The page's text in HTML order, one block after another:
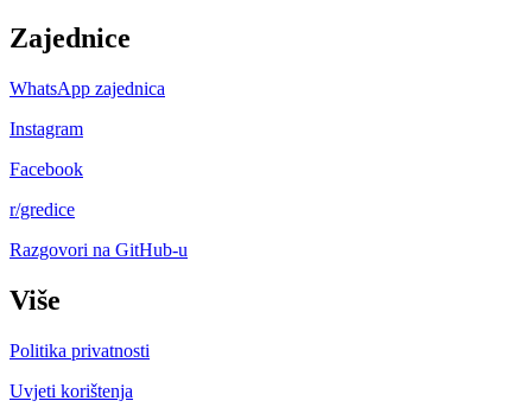
Zajednice
WhatsApp zajednica
Instagram
Facebook
r/gredice
Razgovori na GitHub-u
Više
Politika privatnosti
Uvjeti korištenja